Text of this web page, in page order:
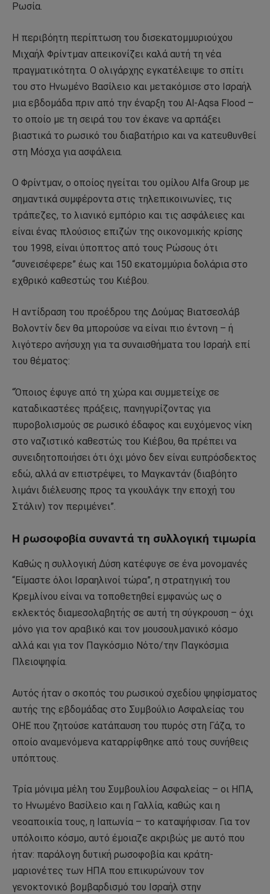
Ρωσία.
Η περιβόητη περίπτωση του δισεκατομμυριούχου
Μιχαήλ Φρίντμαν απεικονίζει καλά αυτή τη νέα
πραγματικότητα. Ο ολιγάρχης εγκατέλειψε το σπίτι
του στο Ηνωμένο Βασίλειο και μετακόμισε στο Ισραήλ
μια εβδομάδα πριν από την έναρξη του Al-Aqsa Flood –
το οποίο με τη σειρά του τον έκανε να αρπάξει
βιαστικά το ρωσικό του διαβατήριο και να κατευθυνθεί
στη Μόσχα για ασφάλεια.
Ο Φρίντμαν, ο οποίος ηγείται του ομίλου Alfa Group με
σημαντικά συμφέροντα στις τηλεπικοινωνίες, τις
τράπεζες, το λιανικό εμπόριο και τις ασφάλειες και
είναι ένας πλούσιος επιζών της οικονομικής κρίσης
του 1998, είναι ύποπτος από τους Ρώσους ότι
“συνεισέφερε” έως και 150 εκατομμύρια δολάρια στο
εχθρικό καθεστώς του Κιέβου.
Η αντίδραση του προέδρου της Δούμας Βιατσεσλάβ
Βολοντίν δεν θα μπορούσε να είναι πιο έντονη – ή
λιγότερο ανήσυχη για τα συναισθήματα του Ισραήλ επί
του θέματος:
“Όποιος έφυγε από τη χώρα και συμμετείχε σε
καταδικαστέες πράξεις, πανηγυρίζοντας για
πυροβολισμούς σε ρωσικό έδαφος και ευχόμενος νίκη
στο ναζιστικό καθεστώς του Κιέβου, θα πρέπει να
συνειδητοποιήσει ότι όχι μόνο δεν είναι ευπρόσδεκτος
εδώ, αλλά αν επιστρέψει, το Μαγκαντάν (διαβόητο
λιμάνι διέλευσης προς τα γκουλάγκ την εποχή του
Στάλιν) τον περιμένει”.
Η ρωσοφοβία συναντά τη συλλογική τιμωρία
Καθώς η συλλογική Δύση κατέφυγε σε ένα μονομανές
“Είμαστε όλοι Ισραηλινοί τώρα”, η στρατηγική του
Κρεμλίνου είναι να τοποθετηθεί εμφανώς ως ο
εκλεκτός διαμεσολαβητής σε αυτή τη σύγκρουση – όχι
μόνο για τον αραβικό και τον μουσουλμανικό κόσμο
αλλά και για τον Παγκόσμιο Νότο/την Παγκόσμια
Πλειοψηφία.
Αυτός ήταν ο σκοπός του ρωσικού σχεδίου ψηφίσματος
αυτής της εβδομάδας στο Συμβούλιο Ασφαλείας του
ΟΗΕ που ζητούσε κατάπαυση του πυρός στη Γάζα, το
οποίο αναμενόμενα καταρρίφθηκε από τους συνήθεις
υπόπτους.
Τρία μόνιμα μέλη του Συμβουλίου Ασφαλείας – οι ΗΠΑ,
το Ηνωμένο Βασίλειο και η Γαλλία, καθώς και η
νεοαποικία τους, η Ιαπωνία – το καταψήφισαν. Για τον
υπόλοιπο κόσμο, αυτό έμοιαζε ακριβώς με αυτό που
ήταν: παράλογη δυτική ρωσοφοβία και κράτη-
μαριονέτες των ΗΠΑ που επικυρώνουν τον
γενοκτονικό βομβαρδισμό του Ισραήλ στην